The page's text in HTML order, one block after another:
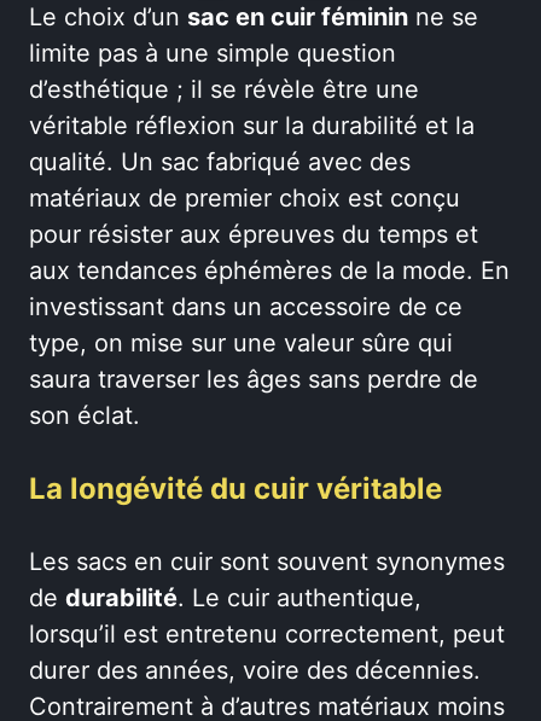
Le choix d’un sac en cuir féminin ne se
limite pas à une simple question
d’esthétique ; il se révèle être une
véritable réflexion sur la durabilité et la
qualité. Un sac fabriqué avec des
matériaux de premier choix est conçu
pour résister aux épreuves du temps et
aux tendances éphémères de la mode. En
investissant dans un accessoire de ce
type, on mise sur une valeur sûre qui
saura traverser les âges sans perdre de
son éclat.
La longévité du cuir véritable
Les sacs en cuir sont souvent synonymes
de durabilité. Le cuir authentique,
lorsqu’il est entretenu correctement, peut
durer des années, voire des décennies.
Contrairement à d’autres matériaux moins